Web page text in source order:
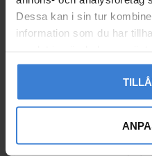
Dessa kan i sin tur
information som du har
Thermopanel har utvecklats
fulländning. Genom att
i en modern
installatören minskar
eller saknade detaljer
enhet Vit (4G / Wi-Fi)
14246.40.WH1